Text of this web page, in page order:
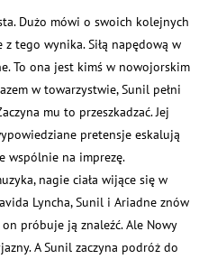
Dużo mówi o swoich kolejnych
tego wynika. Siłą napędową w
To ona jest kimś w nowojorskim
w towarzystwie, Sunil pełni
mu to przeszkadzać. Jej
pretensje eskalują
wspólnie na imprezę.
nagie ciała wijące się w
Lyncha, Sunil i Ariadne znów
próbuje ją znaleźć. Ale Nowy
A Sunil zaczyna podróż do